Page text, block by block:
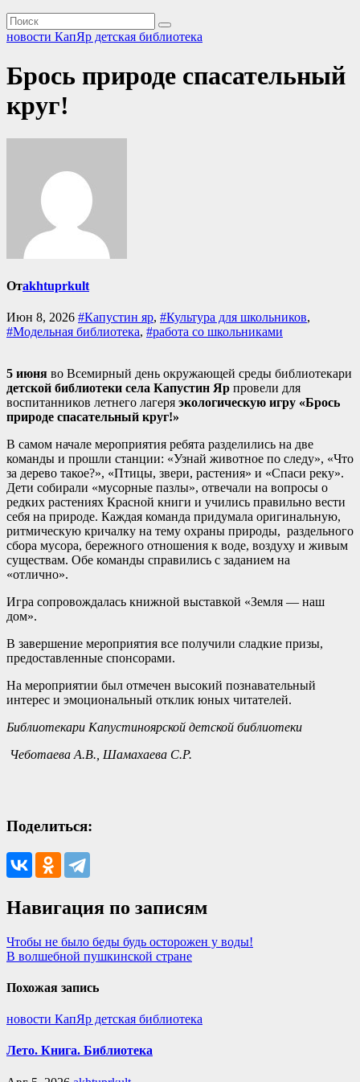
новости КапЯр детская библиотека
Брось природе спасательный
круг!
Отakhtuprkult
Июн 8, 2026 #Капустин яр, #Культура для школьников,
#Модельная библиотека, #работа со школьниками
5 июня во Всемирный день окружающей среды библиотекари
детской библиотеки села Капустин Яр провели для
воспитанников летнего лагеря экологическую игру «Брось
природе спасательный круг!»
В самом начале мероприятия ребята разделились на две
команды и прошли станции: «Узнай животное по следу», «Что
за дерево такое?», «Птицы, звери, растения» и «Спаси реку».
Дети собирали «мусорные пазлы», отвечали на вопросы о
редких растениях Красной книги и учились правильно вести
себя на природе. Каждая команда придумала оригинальную,
ритмическую кричалку на тему охраны природы, раздельного
сбора мусора, бережного отношения к воде, воздуху и живым
существам. Обе команды справились с заданием на
«отлично».
Игра сопровождалась книжной выставкой «Земля — наш
дом».
В завершение мероприятия все получили сладкие призы,
предоставленные спонсорами.
На мероприятии был отмечен высокий познавательный
интерес и эмоциональный отклик юных читателей.
Библиотекари Капустиноярской детской библиотеки
Чеботаева А.В., Шамахаева С.Р.
Поделиться:
Навигация по записям
Чтобы не было беды будь осторожен у воды!
В волшебной пушкинской стране
Похожая запись
новости КапЯр детская библиотека
Лето. Книга. Библиотека